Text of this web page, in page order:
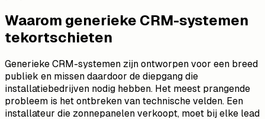
Waarom generieke CRM-systemen
tekortschieten
Generieke CRM-systemen zijn ontworpen voor een breed
publiek en missen daardoor de diepgang die
installatiebedrijven nodig hebben. Het meest prangende
probleem is het ontbreken van technische velden. Een
installateur die zonnepanelen verkoopt, moet bij elke lead